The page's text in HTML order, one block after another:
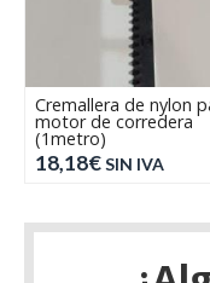
Cremallera de nylon
motor de corredera
(1metro)
18,18€SIN IVA